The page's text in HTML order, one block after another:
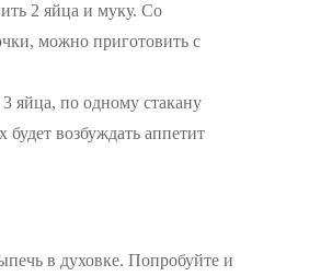
2 яйца и муку. Со
можно приготовить с
яйца, по одному стакану
возбуждать аппетит
в духовке. Попробуйте и